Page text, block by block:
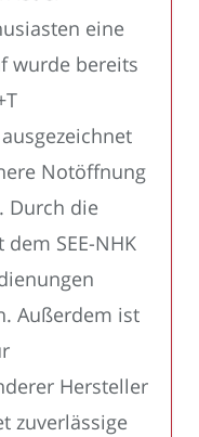
eine
wurde bereits
Notöffnung
Durch die
SEE-NHK
Außerdem ist
Hersteller
zuverlässige